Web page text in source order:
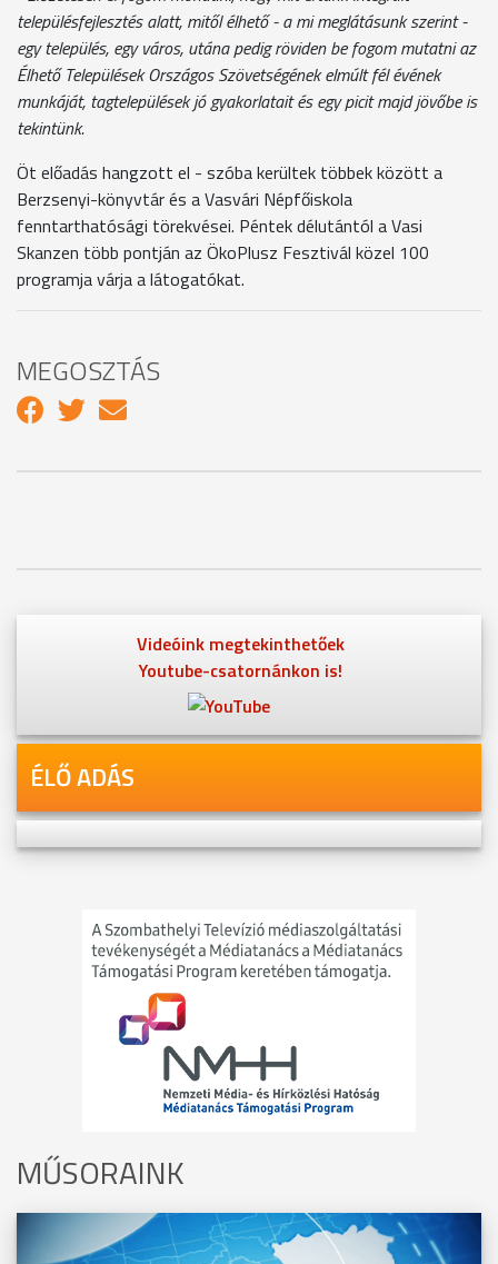
településfejlesztés alatt, mitől élhető - a mi meglátásunk szerint -
egy település, egy város, utána pedig röviden be fogom mutatni az
Élhető Települések Országos Szövetségének elmúlt fél évének
munkáját, tagtelepülések jó gyakorlatait és egy picit majd jövőbe is
tekintünk.
Öt előadás hangzott el - szóba kerültek többek között a
Berzsenyi-könyvtár és a Vasvári Népfőiskola
fenntarthatósági törekvései. Péntek délutántól a Vasi
Skanzen több pontján az ÖkoPlusz Fesztivál közel 100
programja várja a látogatókat.
MEGOSZTÁS
Videóink megtekinthetőek
Youtube-csatornánkon is!
ÉLŐ ADÁS
MŰSORAINK